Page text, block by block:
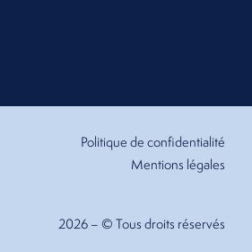
Politique de confidentialité
Mentions légales
2026 – © Tous droits réservés